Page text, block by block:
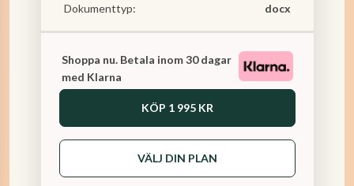
Dokumenttyp: docx
Shoppa nu. Betala inom 30 dagar
med Klarna
KÖP 1 995 KR
VÄLJ DIN PLAN